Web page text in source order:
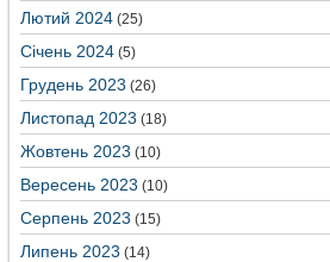
Лютий 2024 (25)
Січень 2024 (5)
Грудень 2023 (26)
Листопад 2023 (18)
Жовтень 2023 (10)
Вересень 2023 (10)
Серпень 2023 (15)
Липень 2023 (14)